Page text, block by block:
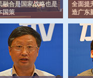
融合是国家战略也是
国策
全面提
造广东